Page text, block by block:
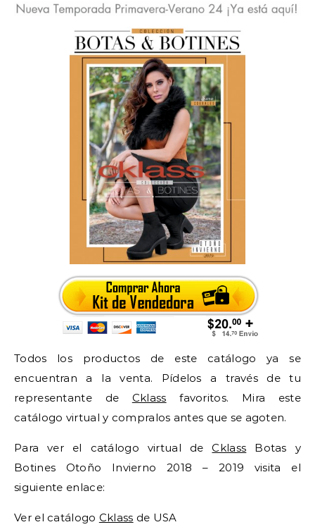
Todos los productos de este catálogo ya se
encuentran a la venta. Pídelos a través de tu
representante de Cklass favoritos. Mira este
catálogo virtual y compralos antes que se agoten.
Para ver el catálogo virtual deCklass Botas y
Botines Otoño Invierno 2018 – 2019 visita el
siguiente enlace:
Ver el catálogo Cklass de USA